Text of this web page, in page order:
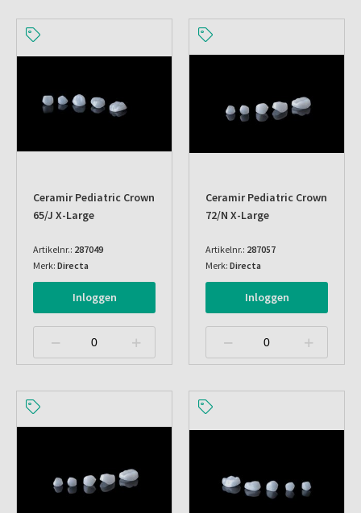
Ceramir Pediatric Crown
65/j X-Large
Artikelnr.: 287049
Merk: Directa
Inloggen
Ceramir Pediatric Crown
72/n X-Large
Artikelnr.: 287057
Merk: Directa
Inloggen